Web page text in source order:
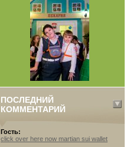
ПОСЛЕДНИЙ
КОММЕНТАРИЙ
Гость:
click over here now martian sui wallet